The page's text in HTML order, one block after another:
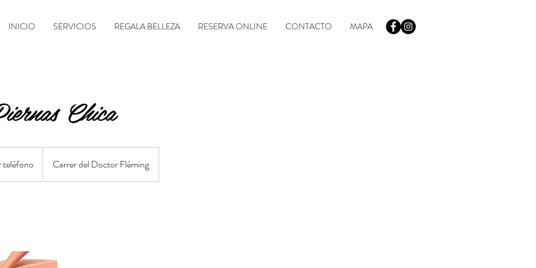
INICIO SERVICIOS REGALA BELLEZA RESERVA ONLINE CONTACTO MAPA
Chica
teléfono Carrer del Doctor Fléming